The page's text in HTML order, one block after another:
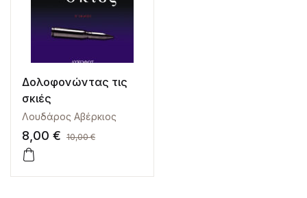
Δολοφονώντας τις
σκιές
Λουδάρος Αβέρκιος
8,00 € 10,00€